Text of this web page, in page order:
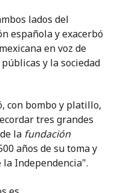
lados del
española y exacerbó
en voz de
y la sociedad
con bombo y platillo,
tres grandes
la fundación
años de su toma y
la Independencia".